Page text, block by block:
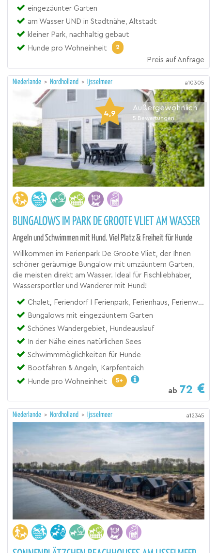
eingezäunter Garten
am Wasser UND in Stadtnähe, Altstadt
kleiner Park, nachhaltig gebaut
Hunde pro Wohneinheit
2
Preis auf Anfrage
Niederlande > Nordholland > Ijsselmeer a10305
4,9
Außergewöhnlich
5 Bewertungen
BUNGALOWS IM PARK DE GROOTE VLIET AM WASSER
Angeln und Schwimmen mit Hund. Viel Platz & Freiheit für Hunde
Willkommen im Ferienpark De Groote Vliet, der Ihnen
schöner geräumige Bungalow mit umzäuntem Garten,
die meisten direkt am Wasser. Ideal für Fischliebhaber,
Wassersportler und Wanderer mit Hund!
Chalet, Feriendorf I Ferienpark, Ferienhaus, Ferienwohnung
Bungalows mit eingezäuntem Garten
Schönes Wandergebiet, Hundeauslauf
In der Nähe eines natürlichen Sees
Schwimmmöglichkeiten für Hunde
Bootfahren & Angeln, Karpfenteich
Hunde pro Wohneinheit
5+
ab 72
Niederlande > Nordholland > Ijsselmeer a12345